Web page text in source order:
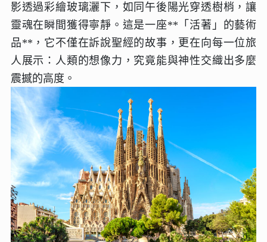
影透過彩繪玻璃灑下，如同午後陽光穿透樹梢，讓
靈魂在瞬間獲得寧靜。這是一座**「活著」的藝術
品**，它不僅在訴說聖經的故事，更在向每一位旅
人展示：人類的想像力，究竟能與神性交織出多麼
震撼的高度。